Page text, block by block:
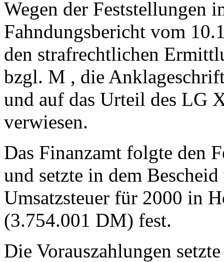
Wegen der Feststellungen
Fahndungsbericht vom
den strafrechtlichen
bzgl. M , die
und auf das Urteil des LG
verwiesen.
Das Finanzamt folgte den
und setzte in dem
Umsatzsteuer für 2000 in
(3.754.001 DM) fest.
Die Vorauszahlungen